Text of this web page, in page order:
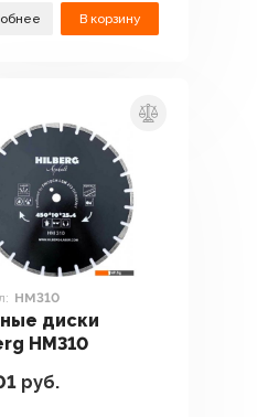
В корзину
HM310
диски
HM310
руб.